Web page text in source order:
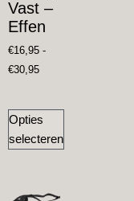
Vast –
Effen
€16,95 -
€30,95
Opties
selecteren